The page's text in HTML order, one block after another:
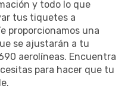
y todo lo que
tus tiquetes a
proporcionamos una
se ajustarán a tu
aerolíneas. Encuentra
para hacer que tu